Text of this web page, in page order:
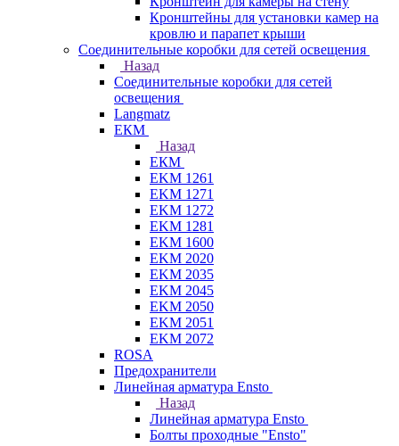
Кронштейны для установки камер на
кровлю и парапет крыши
Соединительные коробки для сетей освещения
Назад
Соединительные коробки для сетей
освещения
Langmatz
ЕКМ
Назад
ЕКМ
EKM 1261
EKM 1271
EKM 1272
EKM 1281
EKM 1600
EKM 2020
EKM 2035
EKM 2045
EKM 2050
EKM 2051
EKM 2072
ROSA
Предохранители
Линейная арматура Ensto
Назад
Линейная арматура Ensto
Болты проходные "Ensto"